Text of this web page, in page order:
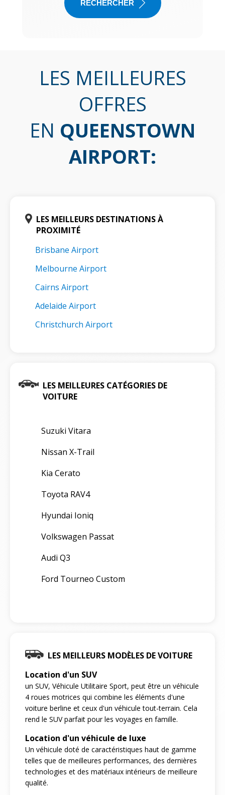
RECHERCHER
LES MEILLEURES
OFFRES
EN QUEENSTOWN
AIRPORT:
LES MEILLEURS DESTINATIONS À
PROXIMITÉ
Brisbane Airport
Melbourne Airport
Cairns Airport
Adelaide Airport
Christchurch Airport
LES MEILLEURES CATÉGORIES DE
VOITURE
Suzuki Vitara
Nissan X-Trail
Kia Cerato
Toyota RAV4
Hyundai Ioniq
Volkswagen Passat
Audi Q3
Ford Tourneo Custom
LES MEILLEURS MODÈLES DE VOITURE
Location d'un SUV
un SUV, Véhicule Utilitaire Sport, peut être un véhicule
4 roues motrices qui combine les éléments d'une
voiture berline et ceux d'un véhicule tout-terrain. Cela
rend le SUV parfait pour les voyages en famille.
Location d'un véhicule de luxe
Un véhicule doté de caractéristiques haut de gamme
telles que de meilleures performances, des dernières
technologies et des matériaux intérieurs de meilleure
qualité.